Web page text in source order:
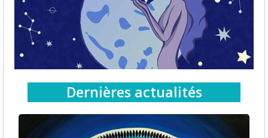
Dernières actualités